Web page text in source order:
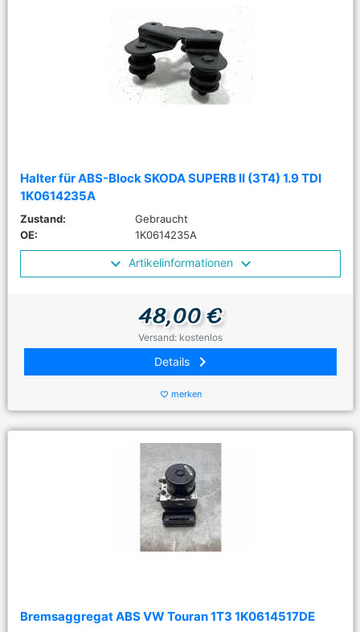
Halter für ABS-Block SKODA SUPERB II (3T4) 1.9 TDI
1K0614235A
Zustand:
Gebraucht
OE:
1K0614235A
Artikelinformationen
48,00 €
Versand: kostenlos
Details keyboard_arrow_right
favorite_border merken
Bremsaggregat ABS VW Touran 1T3 1K0614517DE